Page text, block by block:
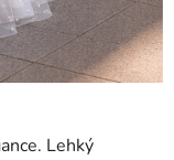
Lehký